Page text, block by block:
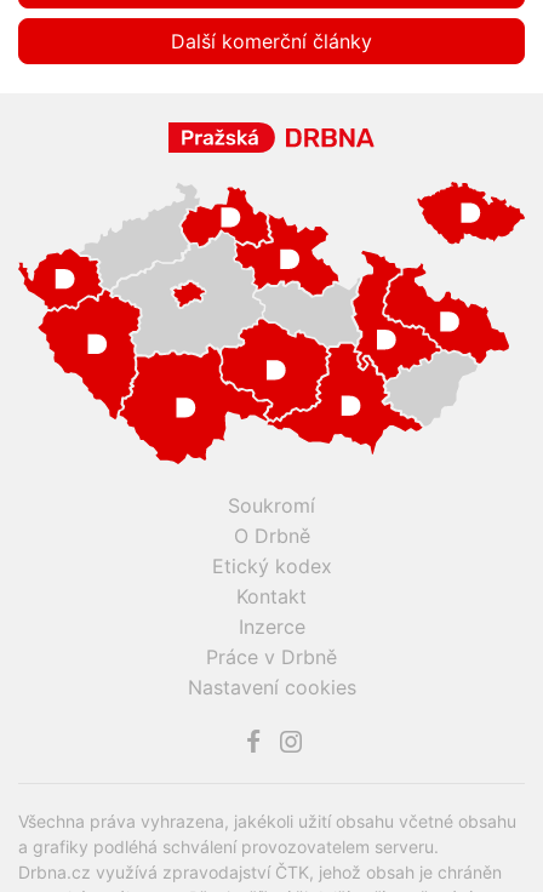
Další komerční články
Soukromí
O Drbně
Etický kodex
Kontakt
Inzerce
Práce v Drbně
Nastavení cookies
Všechna práva vyhrazena, jakékoli užití obsahu včetné obsahu
a grafiky podléhá schválení provozovatelem serveru.
Drbna.cz využívá zpravodajství ČTK, jehož obsah je chráněn